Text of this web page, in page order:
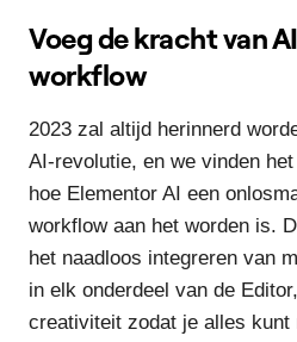
Voeg de kracht van
workflow
2023 zal altijd herinnerd
AI-revolutie, en we vinden
hoe Elementor AI een
workflow aan het worden is.
het naadloos integreren van
in elk onderdeel van de
creativiteit zodat je alles kunt